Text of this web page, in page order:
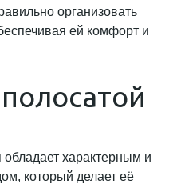
организовать
ей комфорт и
характерным и
который делает её